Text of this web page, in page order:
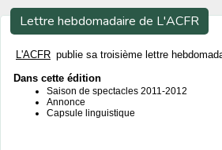
Lettre hebdomadaire de L'ACFR
L'ACFR publie sa troisième lettre
Dans cette édition
Saison de spectacles 2011-2012
Annonce
Capsule linguistique